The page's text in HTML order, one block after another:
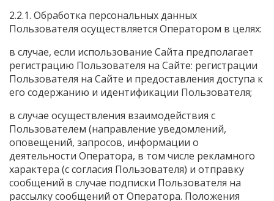
2.2.1. Обработка персональных данных
Пользователя осуществляется Оператором в целях:
в случае, если использование Сайта предполагает
регистрацию Пользователя на Сайте: регистрации
Пользователя на Сайте и предоставления доступа к
его содержанию и идентификации Пользователя;
в случае осуществления взаимодействия с
Пользователем (направление уведомлений,
оповещений, запросов, информации о
деятельности Оператора, в том числе рекламного
характера (с согласия Пользователя) и отправку
сообщений в случае подписки Пользователя на
рассылку сообщений от Оператора. Положения